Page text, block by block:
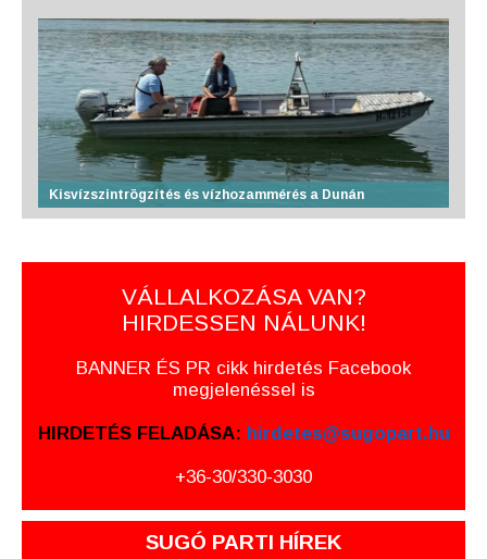
Kisvízszintrögzítés és vízhozammérés a Dunán
VÁLLALKOZÁSA VAN?
HIRDESSEN NÁLUNK!
BANNER ÉS PR cikk hirdetés Facebook
megjelenéssel is
HIRDETÉS FELADÁSA: hirdetes@sugopart.hu
+36-30/330-3030
SUGÓ PARTI HÍREK